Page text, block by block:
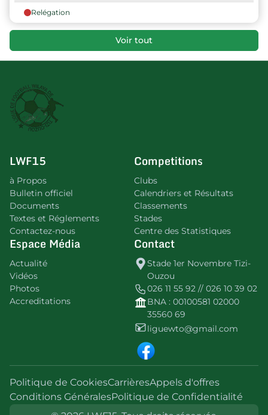
Relégation
Voir tout
LWF15
à Propos
Bulletin officiel
Documents
Textes et Réglements
Contactez-nous
Competitions
Clubs
Calendriers et Résultats
Classements
Stades
Centre des Statistiques
Espace Média
Actualité
Vidéos
Photos
Accreditations
Contact
Stade 1er Novembre Tizi-
Ouzou
026 11 55 92 // 026 10 39 02
BNA : 00100581 02000
35560 69
liguewto@gmail.com
Politique de CookiesCarrièresAppels d'offres
Conditions GénéralesPolitique de Confidentialité